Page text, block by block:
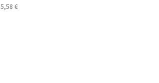
5,58 €